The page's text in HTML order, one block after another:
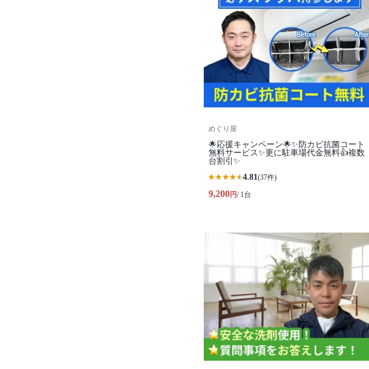
めぐり屋
🌟応援キャンペーン🌟✨防カビ抗菌コート
無料サービス✨更に駐車場代金無料👍複数
台割引✨
4.81(37件)
9,200円/ 1台